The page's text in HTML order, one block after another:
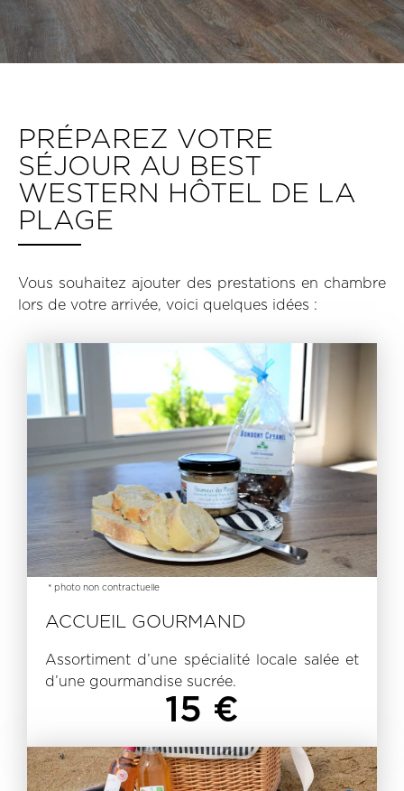
PRÉPAREZ VOTRE
SÉJOUR AU BEST
WESTERN HÔTEL DE LA
PLAGE
Vous souhaitez ajouter des prestations en chambre
lors de votre arrivée, voici quelques idées :
* photo non contractuelle
ACCUEIL GOURMAND
Assortiment d’une spécialité locale salée et
d’une gourmandise sucrée.
15 €